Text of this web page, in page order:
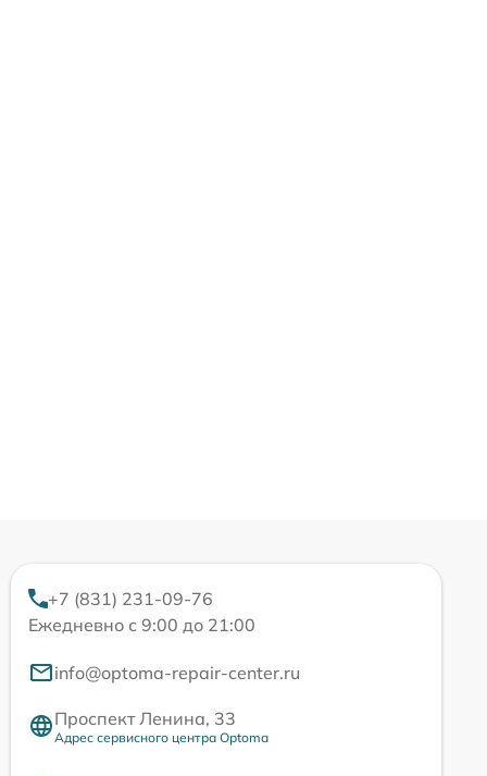
+7 (831) 231-09-76
Ежедневно с 9:00 до 21:00
info@optoma-repair-center.ru
Проспект Ленина, 33
Адрес сервисного центра Optoma